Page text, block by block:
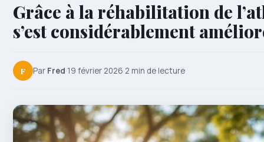
Grâce à la réhabilitation de
s’est considérablement
F Par Fred·19 février 2026·2 min de lecture